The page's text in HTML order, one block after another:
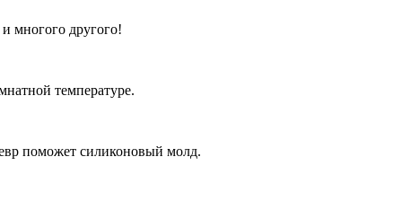
многого другого!
температуре.
поможет силиконовый молд.